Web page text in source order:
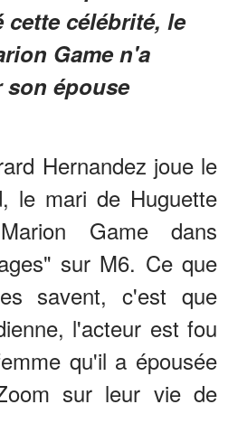
cette célébrité, le
Game n'a
épouse
Hernandez joue le
le mari de Huguette
Game dans
sur M6. Ce que
savent, c'est que
l'acteur est fou
qu'il a épousée
sur leur vie de